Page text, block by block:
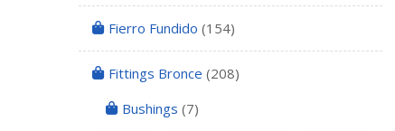
Fierro Fundido (154)
Fittings Bronce (208)
Bushings (7)